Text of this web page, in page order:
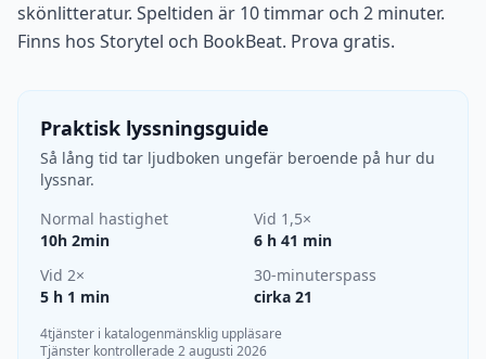
skönlitteratur. Speltiden är 10 timmar och 2 minuter.
Finns hos Storytel och BookBeat. Prova gratis.
Praktisk lyssningsguide
Så lång tid tar ljudboken ungefär beroende på hur du
lyssnar.
Normal hastighet
10h 2min
Vid 1,5×
6 h 41 min
Vid 2×
5 h 1 min
30-minuterspass
cirka 21
4tjänster i katalogenmänsklig uppläsare
Tjänster kontrollerade 2 augusti 2026